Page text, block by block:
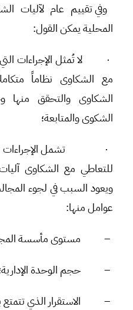
وفي تقييم عام لآليات
المحلية يمكن القول:
· لا تُمثل الإجراءات
مع الشكاوى نظاماً
الشكاوى والتحقق منها
الشكوى والمتابعة؛
·تشمل
للتعاطي مع الشكاوى
ويعود السبب في لجوء
عوامل منها:
– مستوى مأسسة
– حجم الوحدة
– الاستقرار الذي تتمتع